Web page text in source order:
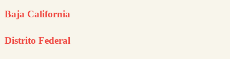
Baja California
Distrito Federal